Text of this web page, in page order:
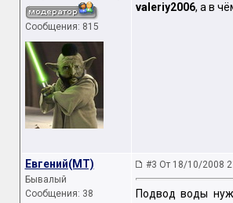
Сообщения: 815
valeriy2006, а в
Евгений(МТ)
Бывалый
Сообщения: 38
#3 От 18/10/2008
Подвод воды